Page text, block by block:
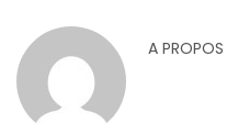
A PROPOS